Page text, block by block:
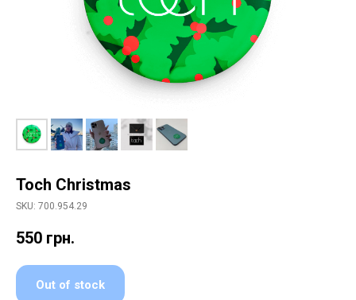
Toch Christmas
SKU: 700.954.29
550 грн.
Out of stock